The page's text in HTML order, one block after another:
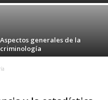
Aspectos generales de la
criminología